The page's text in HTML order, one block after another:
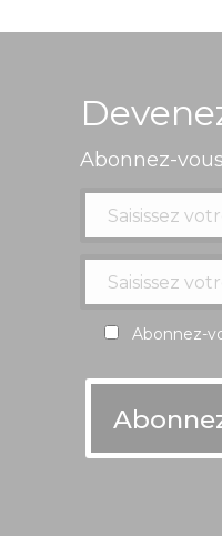
Abonnez-
Abonnez-